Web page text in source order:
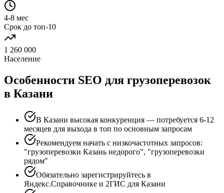
4-8 мес
Срок до топ-10
1 260 000
Население
Особенности SEO для грузоперевозок
в Казани
В Казани высокая конкуренция — потребуется 6-12
месяцев для выхода в топ по основным запросам
Рекомендуем начать с низкочастотных запросов:
"грузоперевозки Казань недорого", "грузоперевозки
рядом"
Обязательно зарегистрируйтесь в
Яндекс.Справочнике и 2ГИС для Казани